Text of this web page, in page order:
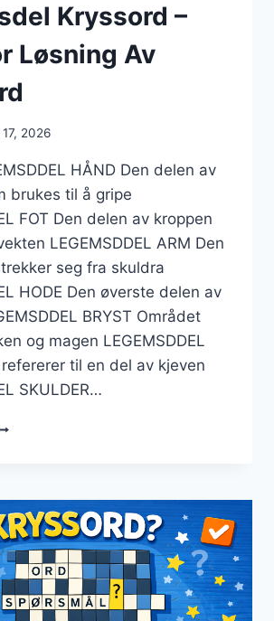
Kryssord –
Løsning Av
17, 2026
HÅND Den delen av
brukes til å gripe
FOT Den delen av kroppen
LEGEMSDDEL ARM Den
seg fra skuldra
HODE Den øverste delen av
BRYST Området
og magen LEGEMSDDEL
til en del av kjeven
SKULDER…